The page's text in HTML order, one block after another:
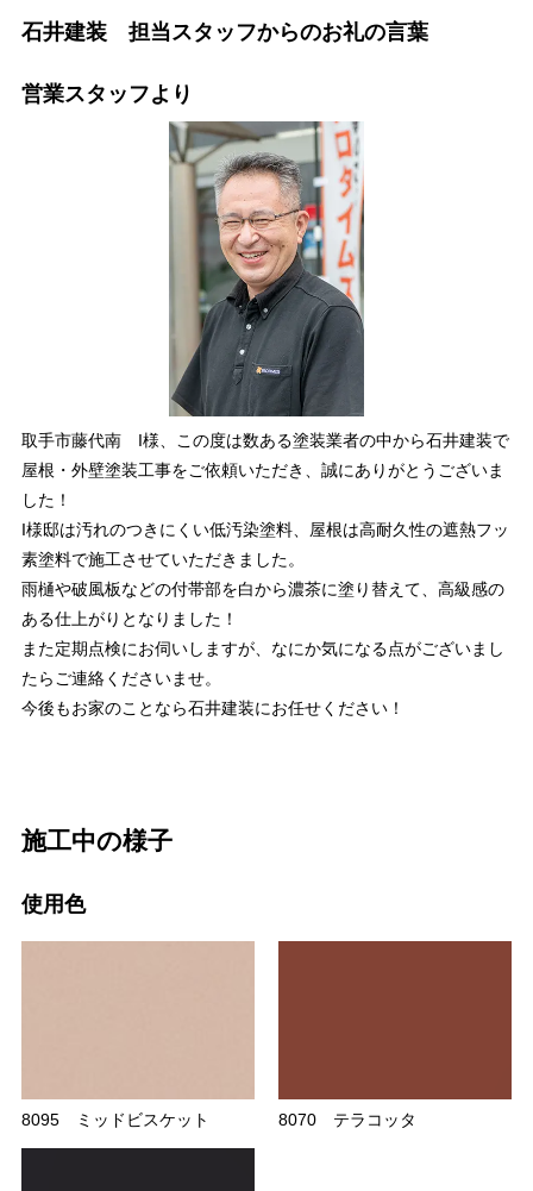
石井建装 担当スタッフからのお礼の言葉
営業スタッフより
取手市藤代南 I様、この度は数ある塗装業者の中から石井建装で
屋根・外壁塗装工事をご依頼いただき、誠にありがとうございま
した！
I様邸は汚れのつきにくい低汚染塗料、屋根は高耐久性の遮熱フッ
素塗料で施工させていただきました。
雨樋や破風板などの付帯部を白から濃茶に塗り替えて、高級感の
ある仕上がりとなりました！
また定期点検にお伺いしますが、なにか気になる点がございまし
たらご連絡くださいませ。
今後もお家のことなら石井建装にお任せください！
施工中の様子
使用色
8095 ミッドビスケット 8070 テラコッタ